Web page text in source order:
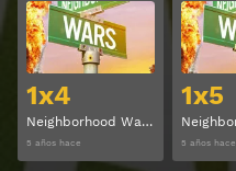
1x4
Neighborhood Wars Temporada 1 Capitulo 4
5 años hace
Ver
1x5
5 años hace